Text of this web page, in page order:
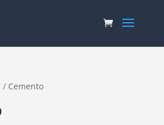
/ Cemento